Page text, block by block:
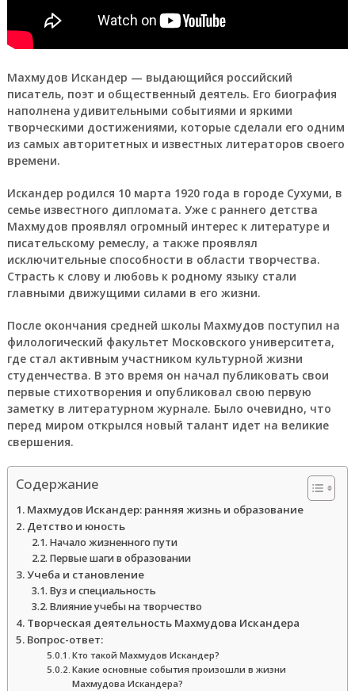
Махмудов Искандер — выдающийся российский
писатель, поэт и общественный деятель. Его биография
наполнена удивительными событиями и яркими
творческими достижениями, которые сделали его одним
из самых авторитетных и известных литераторов своего
времени.
Искандер родился 10 марта 1920 года в городе Сухуми, в
семье известного дипломата. Уже с раннего детства
Махмудов проявлял огромный интерес к литературе и
писательскому ремеслу, а также проявлял
исключительные способности в области творчества.
Страсть к слову и любовь к родному языку стали
главными движущими силами в его жизни.
После окончания средней школы Махмудов поступил на
филологический факультет Московского университета,
где стал активным участником культурной жизни
студенчества. В это время он начал публиковать свои
первые стихотворения и опубликовал свою первую
заметку в литературном журнале. Было очевидно, что
перед миром открылся новый талант идет на великие
свершения.
Содержание
Махмудов Искандер: ранняя жизнь и образование
Детство и юность
Начало жизненного пути
Первые шаги в образовании
Учеба и становление
Вуз и специальность
Влияние учебы на творчество
Творческая деятельность Махмудова Искандера
Вопрос-ответ:
Кто такой Махмудов Искандер?
Какие основные события произошли в жизни
Махмудова Искандера?